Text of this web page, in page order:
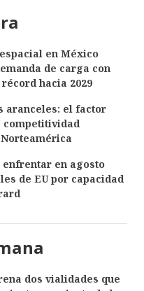
en México
de carga con
hacia 2029
aranceles: el factor
competitividad
en agosto
de EU por capacidad
dos vialidades que